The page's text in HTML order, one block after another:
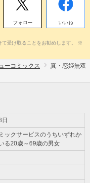
フォロー いいね
受け取ることをお勧めします。 ※
ーコミックス
真・恋姫無双
ックサービスのうちいずれか
る20歳～69歳の男女